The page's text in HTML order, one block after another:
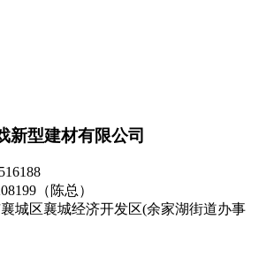
新型建材有限公司
（陈总）
城区襄城经济开发区(余家湖街道办事